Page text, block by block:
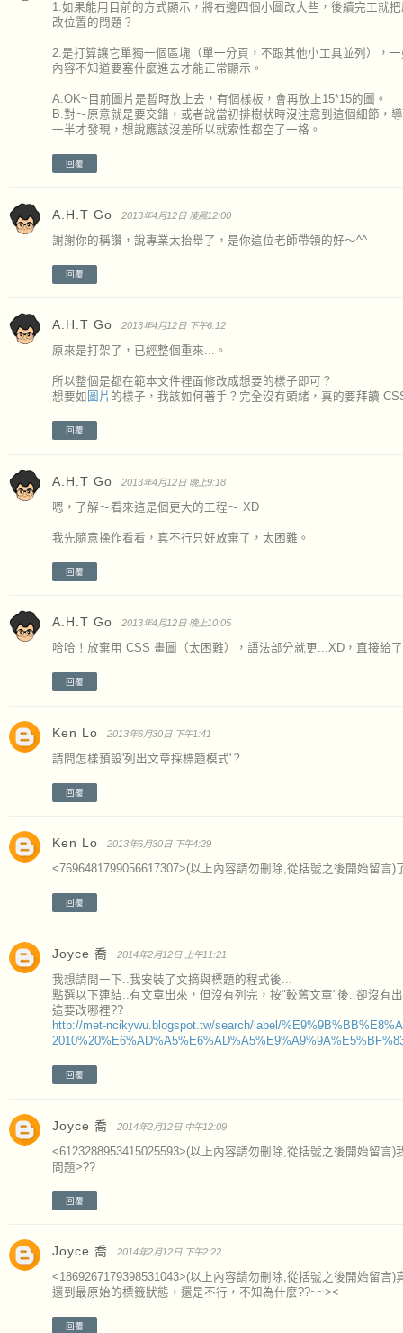
1.如果能用目前的方式顯示，將右邊四個小圖改大些，後續完工就
改位置的問題？
2.是打算讓它單獨一個區塊（單一分頁，不跟其他小工具並列），
內容不知道要塞什麼進去才能正常顯示。
A.OK~目前圖片是暫時放上去，有個樣板，會再放上15*15的圖。
B.對～原意就是要交錯，或者說當初排樹狀時沒注意到這個細節，
一半才發現，想說應該沒差所以就索性都空了一格。
回覆
A.H.T Go 2013年4月12日 凌晨12:00
謝謝你的稱讚，說專業太抬舉了，是你這位老師帶領的好～^^
回覆
A.H.T Go 2013年4月12日 下午6:12
原來是打架了，已經整個重來...。
所以整個是都在範本文件裡面修改成想要的樣子即可？
想要如 圖片 的樣子，我該如何著手？完全沒有頭緒，真的要拜讀
回覆
A.H.T Go 2013年4月12日 晚上9:18
嗯，了解～看來這是個更大的工程～ XD
我先隨意操作看看，真不行只好放棄了，太困難。
回覆
A.H.T Go 2013年4月12日 晚上10:05
哈哈！放棄用 CSS 畫圖（太困難），語法部分就更...XD，直接給
回覆
Ken Lo 2013年6月30日 下午1:41
請問怎樣預設'列出文章採標題模式'？
回覆
Ken Lo 2013年6月30日 下午4:29
<7696481799056617307>(以上內容請勿刪除,從括號之後開始留言)
回覆
Joyce 喬 2014年2月12日 上午11:21
我想請問一下..我安裝了文摘與標題的程式後...
點選以下連結..有文章出來，但沒有列完，按"較舊文章"後..卻沒有
這要改哪裡??
http://met-ncikywu.blogspot.tw/search/label/
回覆
Joyce 喬 2014年2月12日 中午12:09
<6123288953415025593>(以上內容請勿刪除,從括號之後開始留言
問題>??
回覆
Joyce 喬 2014年2月12日 下午2:22
<1869267179398531043>(以上內容請勿刪除,從括號之後開始留言
還到最原始的標籤狀態，還是不行，不知為什麼??~~><
回覆